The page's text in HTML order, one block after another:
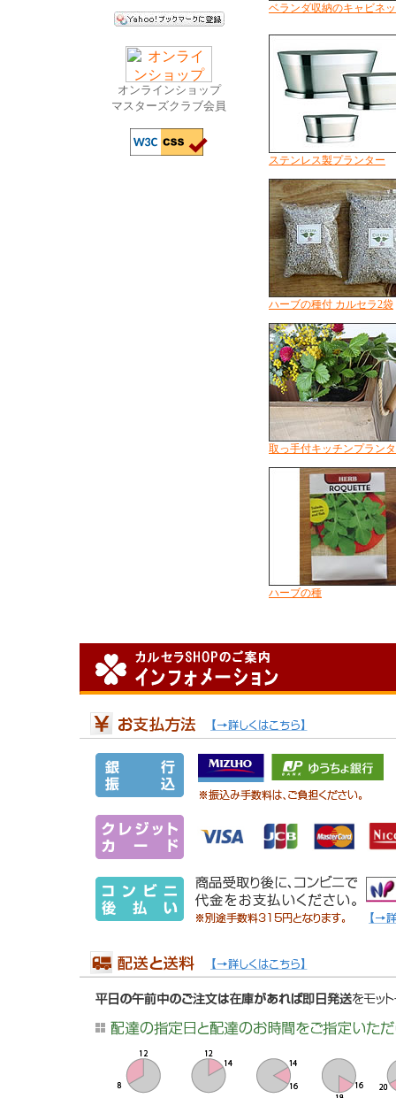
オンラインショップ
マスターズクラブ会員
ベランダ収納のキャビネ
ステンレス製プランター
ハーブの種付 カルセラ2袋
取っ手付キッチンプラン
ハーブの種